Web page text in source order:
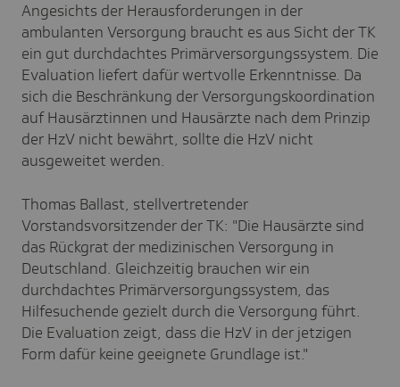
Angesichts der Herausforderungen in der
ambulanten Versorgung braucht es aus Sicht der TK
ein gut durchdachtes Primärversorgungssystem. Die
Evaluation liefert dafür wertvolle Erkenntnisse. Da
sich die Beschränkung der Versorgungskoordination
auf Hausärztinnen und Hausärzte nach dem Prinzip
der HzV nicht bewährt, sollte die HzV nicht
ausgeweitet werden.
Thomas Ballast, stellvertretender
Vorstandsvorsitzender der TK: "Die Hausärzte sind
das Rückgrat der medizinischen Versorgung in
Deutschland. Gleichzeitig brauchen wir ein
durchdachtes Primärversorgungssystem, das
Hilfesuchende gezielt durch die Versorgung führt.
Die Evaluation zeigt, dass die HzV in der jetzigen
Form dafür keine geeignete Grundlage ist."